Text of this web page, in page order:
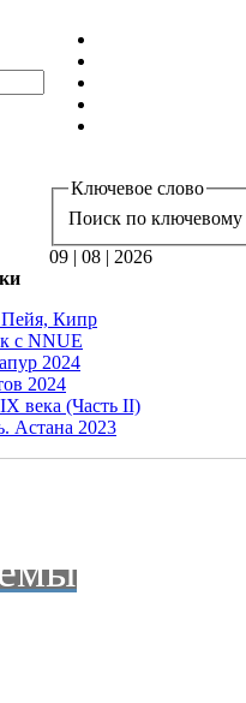
Ключевое слово
Поиск по ключевому
09 | 08 | 2026
Пейя, Кипр
с NNUE
2024
2024
века (Часть II)
Астана 2023